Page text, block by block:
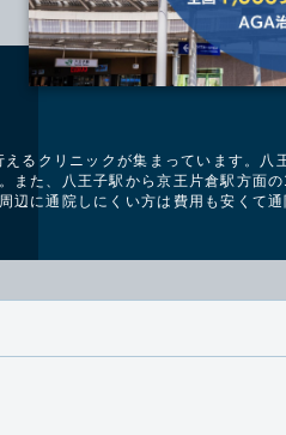
るクリニックが集まっています。八
た、八王子駅から京王片倉駅方面
に通院しにくい方は費用も安くて